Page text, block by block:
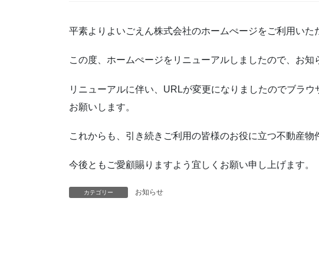
平素よりよいごえん株式会社のホームぺージをご利用いた
この度、ホームぺージをリニューアルしましたので、お知
リニューアルに伴い、URLが変更になりましたのでブラ
お願いします。
これからも、引き続きご利用の皆様のお役に立つ不動産物
今後ともご愛顧賜りますよう宜しくお願い申し上げます。
カテゴリー お知らせ